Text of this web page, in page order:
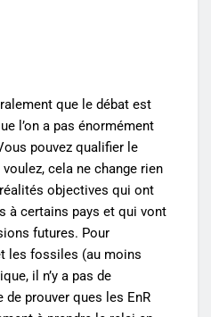
que le débat est
l’on a pas énormément
pouvez qualifier le
cela ne change rien
objectives qui ont
à certains pays et qui vont
futures. Pour
les fossiles (au moins
il n’y a pas de
prouver ques les EnR